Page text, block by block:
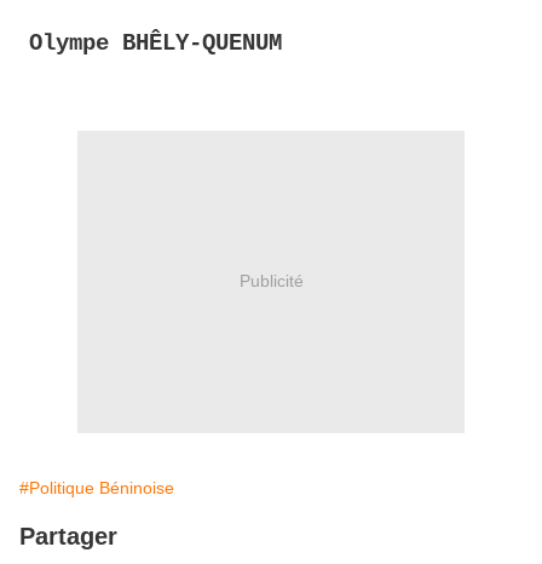
Olympe BHÊLY-QUENUM
Publicité
#Politique Béninoise
Partager